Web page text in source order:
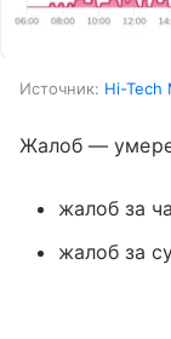
Источник: Hi-Tech
Жалоб —
жалоб за
жалоб за